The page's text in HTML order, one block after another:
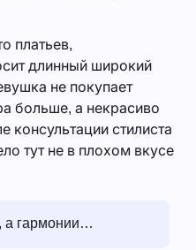
платьев,
длинный широкий
не покупает
больше, а некрасиво
консультации стилиста
тут не в плохом вкусе
а гармонии…